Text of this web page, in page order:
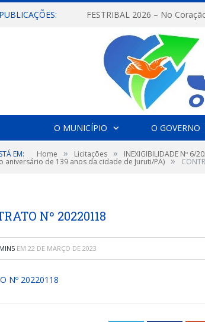
O MUNICÍPIO O GOVERNO
EM: Home » Licitações » INEXIGIBILIDADE Nº
aniversário de 139 anos da cidade de Juruti/PA) »
Nº 20220118
EM 22 DE MARÇO DE 2023
Nº 20220118